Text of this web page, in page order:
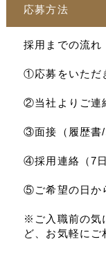
応募方法
採用までの流れ
①応募をいただ
②当社よりご連
③面接（履歴書/
④採用連絡（7
⑤ご希望の日か
※ご入職前の気
ど、お気軽にご